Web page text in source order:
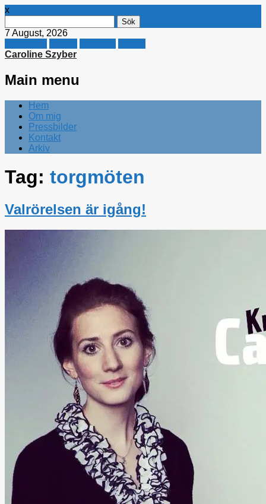
x
efter:
7 August, 2026
Caroline Szyber
Main menu
Skip
content
Hem
Om mig
Pressbilder
Kontakt
Arkiv
Tag: torgmöten
Valrörelsen är igång!